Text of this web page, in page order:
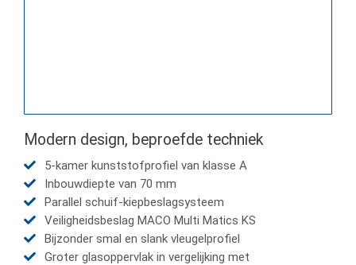
Modern design, beproefde techniek
5-kamer kunststofprofiel van klasse A
Inbouwdiepte van 70 mm
Parallel schuif-kiepbeslagsysteem
Veiligheidsbeslag MACO Multi Matics KS
Bijzonder smal en slank vleugelprofiel
Groter glasoppervlak in vergelijking met